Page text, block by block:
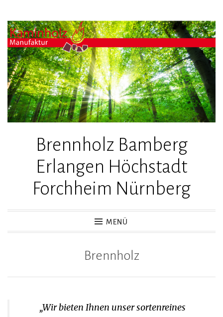
Zum
Inhalt
springen
Brennholz Bamberg
Erlangen Höchstadt
Forchheim Nürnberg
MENÜ
Brennholz
„Wir bieten Ihnen unser sortenreines